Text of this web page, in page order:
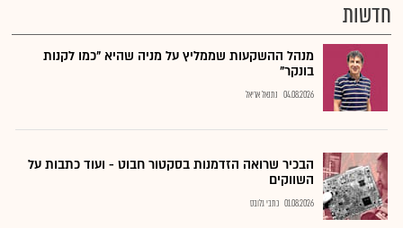
חדשות
מנהל ההשקעות שממליץ על מניה שהיא "כמו לקנות
בונקר"
04.08.2026 נתנאל אריאל
הבכיר שרואה הזדמנות בסקטור חבוט - ועוד כתבות על
השווקים
01.08.2026 כתבי גלובס